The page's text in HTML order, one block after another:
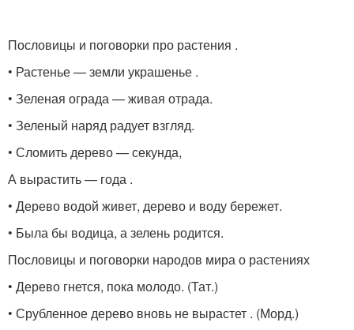
Пословицы и поговорки про растения .
• Растенье — земли украшенье .
• Зеленая ограда — живая отрада.
• Зеленый наряд радует взгляд.
• Сломить дерево — секунда,
А вырастить — года .
• Дерево водой живет, дерево и воду бережет.
• Была бы водица, а зелень родится.
Пословицы и поговорки народов мира о растениях
• Дерево гнется, пока молодо. (Тат.)
• Срубленное дерево вновь не вырастет . (Морд.)